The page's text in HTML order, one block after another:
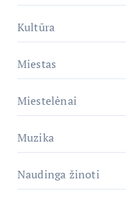
Kultūra
Miestas
Miestelėnai
Muzika
Naudinga žinoti